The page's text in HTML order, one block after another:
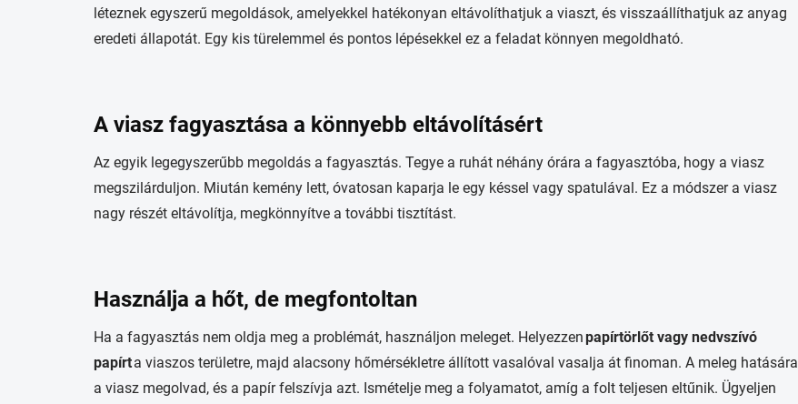
léteznek egyszerű megoldások, amelyekkel hatékonyan eltávolíthatjuk a viaszt, és visszaállíthatjuk az anyag
eredeti állapotát. Egy kis türelemmel és pontos lépésekkel ez a feladat könnyen megoldható.
A viasz fagyasztása a könnyebb eltávolításért
Az egyik legegyszerűbb megoldás a fagyasztás. Tegye a ruhát néhány órára a fagyasztóba, hogy a viasz
megszilárduljon. Miután kemény lett, óvatosan kaparja le egy késsel vagy spatulával. Ez a módszer a viasz
nagy részét eltávolítja, megkönnyítve a további tisztítást.
Használja a hőt, de megfontoltan
Ha a fagyasztás nem oldja meg a problémát, használjon meleget. Helyezzenpapírtörlőt vagy nedvszívó
papírta viaszos területre, majd alacsony hőmérsékletre állított vasalóval vasalja át finoman. A meleg hatására
a viasz megolvad, és a papír felszívja azt. Ismételje meg a folyamatot, amíg a folt teljesen eltűnik. Ügyeljen